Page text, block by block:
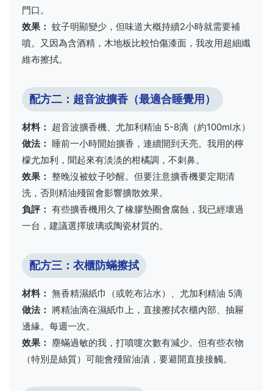
門口。
效果： 蚊子明顯變少，但味道大概持續2小時就需要補
噴。又因為含酒精，木地板比較怕傷漆面，我改用超細纖
維布擦拭。
配方二：超音波擴香（最適合睡覺用）
材料： 超音波擴香機、尤加利精油 5-8滴（約100ml水）
做法： 睡前一小時開始擴香，連續開到天亮。我用的檸
檬尤加利，聞起來有淡淡的柑橘調，不刺鼻。
效果： 整晚沒被蚊子吵醒。但要注意擴香機要定期清
洗，否則精油殘留會影響擴散效果。
負評： 有些擴香機用久了橡膠墊圈會腐蝕，我已經壞過
一台，建議選擇玻璃或陶瓷材質的。
配方三：衣櫃防蟎擦拭
材料： 無香精濕紙巾（或乾布沾水）、尤加利精油 5滴
做法： 將精油滴在濕紙巾上，直接擦拭衣櫃內部、抽屜
邊緣。每週一次。
效果： 塵蟎過敏的我，打噴嚏次數有減少。但有些衣物
（特別是絲質）可能會殘留油漬，要避開直接接觸。